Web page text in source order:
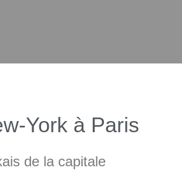
York à Paris
de la capitale